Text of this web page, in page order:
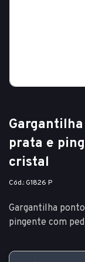
prata e
cristal
Cód.: G1826 P
Gargantilha
pingente com